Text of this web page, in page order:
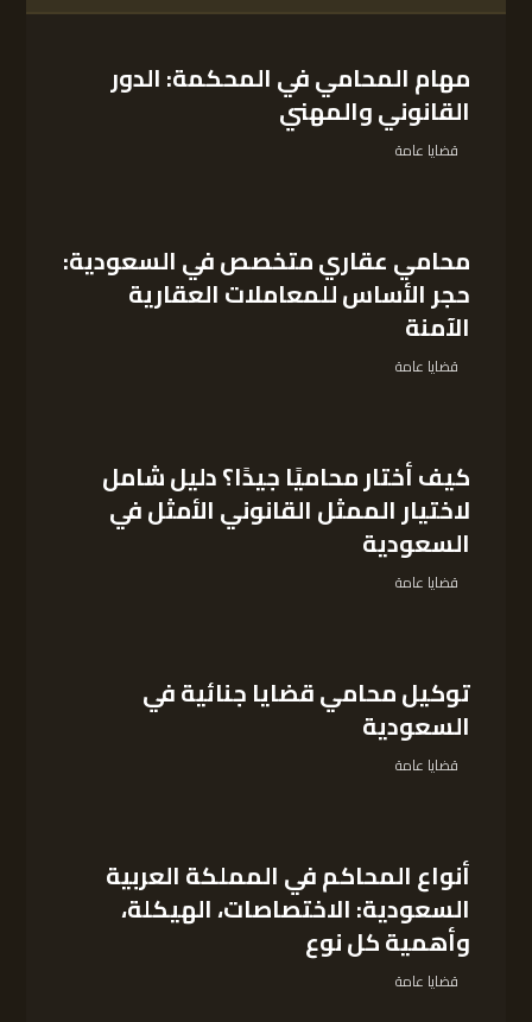
مهام المحامي في المحكمة: الدور
القانوني والمهني
قضايا عامة
محامي عقاري متخصص في السعودية:
حجر الأساس للمعاملات العقارية
الآمنة
قضايا عامة
كيف أختار محاميًا جيدًا؟ دليل شامل
لاختيار الممثل القانوني الأمثل في
السعودية
قضايا عامة
توكيل محامي قضايا جنائية في
السعودية
قضايا عامة
أنواع المحاكم في المملكة العربية
السعودية: الاختصاصات، الهيكلة،
وأهمية كل نوع
قضايا عامة